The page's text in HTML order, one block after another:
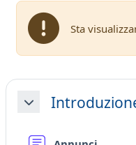
Sta
Schema della
Minimizza